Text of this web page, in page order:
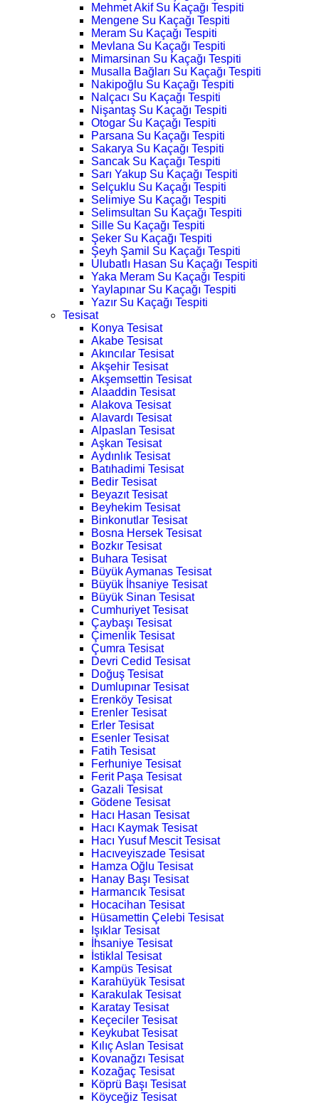
Mehmet Akif Su Kaçağı Tespiti
Mengene Su Kaçağı Tespiti
Meram Su Kaçağı Tespiti
Mevlana Su Kaçağı Tespiti
Mimarsinan Su Kaçağı Tespiti
Musalla Bağları Su Kaçağı Tespiti
Nakipoğlu Su Kaçağı Tespiti
Nalçacı Su Kaçağı Tespiti
Nişantaş Su Kaçağı Tespiti
Otogar Su Kaçağı Tespiti
Parsana Su Kaçağı Tespiti
Sakarya Su Kaçağı Tespiti
Sancak Su Kaçağı Tespiti
Sarı Yakup Su Kaçağı Tespiti
Selçuklu Su Kaçağı Tespiti
Selimiye Su Kaçağı Tespiti
Selimsultan Su Kaçağı Tespiti
Sille Su Kaçağı Tespiti
Şeker Su Kaçağı Tespiti
Şeyh Şamil Su Kaçağı Tespiti
Ulubatlı Hasan Su Kaçağı Tespiti
Yaka Meram Su Kaçağı Tespiti
Yaylapınar Su Kaçağı Tespiti
Yazır Su Kaçağı Tespiti
Tesisat
Konya Tesisat
Akabe Tesisat
Akıncılar Tesisat
Akşehir Tesisat
Akşemsettin Tesisat
Alaaddin Tesisat
Alakova Tesisat
Alavardı Tesisat
Alpaslan Tesisat
Aşkan Tesisat
Aydınlık Tesisat
Batıhadimi Tesisat
Bedir Tesisat
Beyazıt Tesisat
Beyhekim Tesisat
Binkonutlar Tesisat
Bosna Hersek Tesisat
Bozkır Tesisat
Buhara Tesisat
Büyük Aymanas Tesisat
Büyük İhsaniye Tesisat
Büyük Sinan Tesisat
Cumhuriyet Tesisat
Çaybaşı Tesisat
Çimenlik Tesisat
Çumra Tesisat
Devri Cedid Tesisat
Doğuş Tesisat
Dumlupınar Tesisat
Erenköy Tesisat
Erenler Tesisat
Erler Tesisat
Esenler Tesisat
Fatih Tesisat
Ferhuniye Tesisat
Ferit Paşa Tesisat
Gazali Tesisat
Gödene Tesisat
Hacı Hasan Tesisat
Hacı Kaymak Tesisat
Hacı Yusuf Mescit Tesisat
Hacıveyiszade Tesisat
Hamza Oğlu Tesisat
Hanay Başı Tesisat
Harmancık Tesisat
Hocacihan Tesisat
Hüsamettin Çelebi Tesisat
Işıklar Tesisat
İhsaniye Tesisat
İstiklal Tesisat
Kampüs Tesisat
Karahüyük Tesisat
Karakulak Tesisat
Karatay Tesisat
Keçeciler Tesisat
Keykubat Tesisat
Kılıç Aslan Tesisat
Kovanağzı Tesisat
Kozağaç Tesisat
Köprü Başı Tesisat
Köyceğiz Tesisat